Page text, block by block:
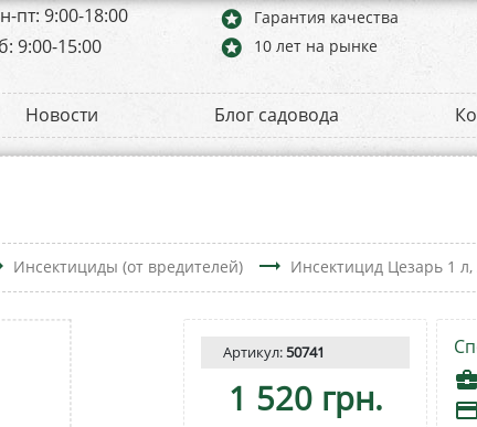
пт: 9:00-18:00
9:00-15:00
stars Гарантия качества
stars 10 лет на рынке
Новости Блог садовода
Инсектициды (от вредителей) trending_flat Инсектицид Цезарь 1
Артикул:50741
1 520 грн. business_center
payment